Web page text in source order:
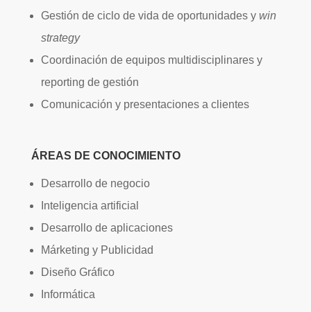
Gestión de ciclo de vida de oportunidades y win
strategy
Coordinación de equipos multidisciplinares y
reporting de gestión
Comunicación y presentaciones a clientes
ÁREAS DE CONOCIMIENTO
Desarrollo de negocio
Inteligencia artificial
Desarrollo de aplicaciones
Márketing y Publicidad
Diseño Gráfico
Informática